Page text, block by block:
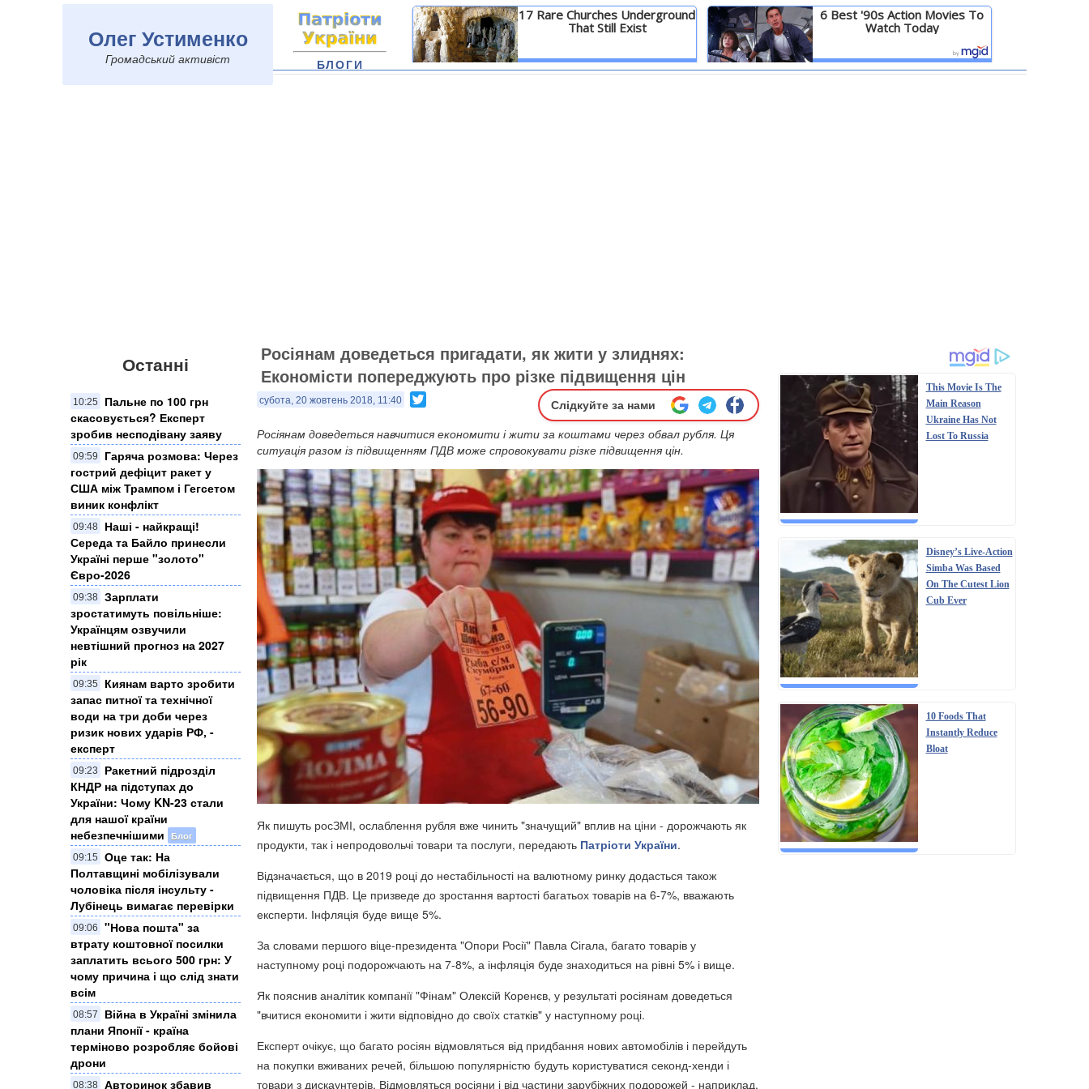
Олег Устименко
Громадський активіст
17 Rare Churches Underground
That Still Exist
Детальніше
6 Best '90s Action Movies To
Watch Today
Детальніше
БЛОГИ
Останні
10:25
Пальне по 100 грн
скасовується? Експерт
зробив несподівану заяву
09:59
Гаряча розмова: Через
гострий дефіцит ракет у
США між Трампом і Гегсетом
виник конфлікт
09:48
Наші - найкращі!
Середа та Байло принесли
Україні перше "золото"
Євро-2026
09:38 Зарплати
зростатимуть повільніше:
Українцям озвучили
невтішний прогноз на 2027
рік
09:35
Киянам варто зробити
запас питної та технічної
води на три доби через
ризик нових ударів РФ, -
експерт
09:23
Ракетний підрозділ
КНДР на підступах до
України: Чому KN-23 стали
для нашої країни
небезпечнішими
Блог
09:15
Оце так: На
Полтавщині мобілізували
чоловіка після інсульту -
Лубінець вимагає перевірки
09:06
"Нова пошта" за
втрату коштовної посилки
заплатить всього 500 грн: У
чому причина і що слід знати
всім
08:57
Війна в Україні змінила
плани Японії - країна
терміново розробляє бойові
дрони
08:38 Авторинок збавив
Росіянам доведеться пригадати, як жити у злиднях:
Економісти попереджують про різке підвищення цін
субота, 20 жовтень 2018, 11:40 Слідкуйте за нами
Росіянам доведеться навчитися економити і жити за коштами через обвал рубля. Ця
ситуація разом із підвищенням ПДВ може спровокувати різке підвищення цін.
Як пишуть росЗМІ, ослаблення рубля вже чинить "значущий" вплив на ціни - дорожчають як
продукти, так і непродовольчі товари та послуги, передають Патріоти України.
Відзначається, що в 2019 році до нестабільності на валютному ринку додасться також
підвищення ПДВ. Це призведе до зростання вартості багатьох товарів на 6-7%, вважають
експерти. Інфляція буде вище 5%.
За словами першого віце-президента "Опори Росії" Павла Сігала, багато товарів у
наступному році подорожчають на 7-8%, а інфляція буде знаходиться на рівні 5% і вище.
Як пояснив аналітик компанії "Фінам" Олексій Коренєв, у результаті росіянам доведеться
"вчитися економити і жити відповідно до своїх статків" у наступному році.
Експерт очікує, що багато росіян відмовляться від придбання нових автомобілів і перейдуть
на покупки вживаних речей, більшою популярністю будуть користуватися секонд-хенди і
товари з дискаунтерів. Відмовляться росіяни і від частини зарубіжних подорожей - наприклад,
This Movie Is The
Main Reason
Ukraine Has Not
Lost To Russia
Disney’s Live-Action
Simba Was Based
On The Cutest Lion
Cub Ever
10 Foods That
Instantly Reduce
Bloat